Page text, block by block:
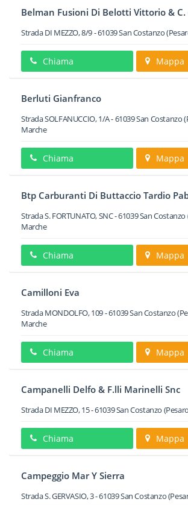
Belman Fusioni Di Belotti Vittorio & C.
Strada DI MEZZO, 8/9-61039San Costanzo
Chiama Mappa
Berluti Gianfranco
Strada SOLFANUCCIO, 1/A-61039San Costanzo
Marche
Chiama Mappa
Btp Carburanti Di Buttaccio Tardio
Strada S. FORTUNATO, SNC-61039San Costanzo
Marche
Chiama Mappa
Camilloni Eva
Strada MONDOLFO, 109-61039San Costanzo
Marche
Chiama Mappa
Campanelli Delfo & F.lli Marinelli Snc
Strada DI MEZZO, 15-61039San Costanzo
Chiama Mappa
Campeggio Mar Y Sierra
Strada S. GERVASIO, 3-61039San Costanzo